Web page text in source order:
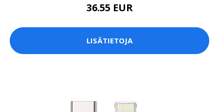
36.55 EUR
LISÄTIETOJA